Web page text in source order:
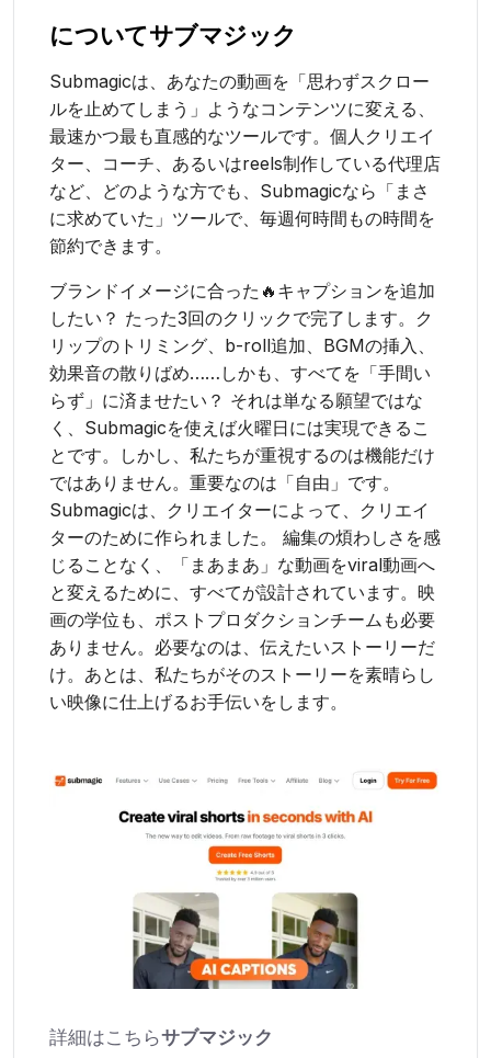
についてサブマジック
Submagicは、あなたの動画を「思わずスクロー
ルを止めてしまう」ようなコンテンツに変える、
最速かつ最も直感的なツールです。個人クリエイ
ター、コーチ、あるいはreels制作している代理店
など、どのような方でも、Submagicなら「まさ
に求めていた」ツールで、毎週何時間もの時間を
節約できます。
ブランドイメージに合った🔥キャプションを追加
したい？ たった3回のクリックで完了します。ク
リップのトリミング、b-roll追加、BGMの挿入、
効果音の散りばめ……しかも、すべてを「手間い
らず」に済ませたい？ それは単なる願望ではな
く、Submagicを使えば火曜日には実現できるこ
とです。しかし、私たちが重視するのは機能だけ
ではありません。重要なのは「自由」です。
Submagicは、クリエイターによって、クリエイ
ターのために作られました。 編集の煩わしさを感
じることなく、「まあまあ」な動画をviral動画へ
と変えるために、すべてが設計されています。映
画の学位も、ポストプロダクションチームも必要
ありません。必要なのは、伝えたいストーリーだ
け。あとは、私たちがそのストーリーを素晴らし
い映像に仕上げるお手伝いをします。
詳細はこちらサブマジック